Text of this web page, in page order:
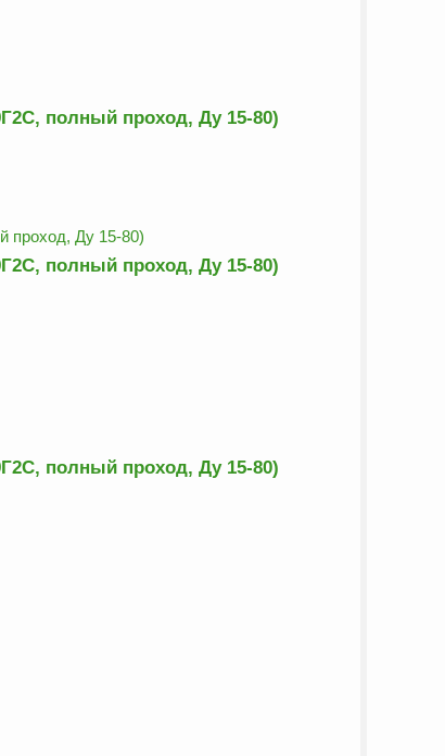
полный проход, Ду 15-80)
полный проход, Ду 15-80)
полный проход, Ду 15-80)